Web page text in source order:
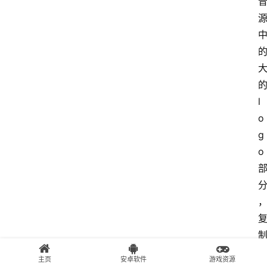
源
中
的
大
的
l
o
g
o
部
分
，
复
制
主页 安卓软件 游戏资源